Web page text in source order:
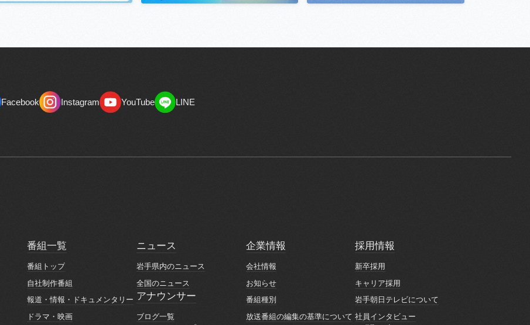
Facebook
Instagram
YouTube
LINE
番組一覧
番組一覧
番組トップ
番組トップ
自社制作番組
自社制作番組
報道・情報・ドキュメンタリー
報道・情報・ドキュメンタリー
ドラマ・映画
ニュース
ニュース
岩手県内のニュース
岩手県内のニュース
全国のニュース
全国のニュース
アナウンサー
アナウンサー
ブログ一覧
企業情報
企業情報
会社情報
会社情報
お知らせ
お知らせ
番組種別
番組種別
放送番組の編集の基準について
採用情報
採用情報
新卒採用
キャリア採用
キャリア採用
岩手朝日テレビについて
岩手朝日テレビについて
社員インタビュー